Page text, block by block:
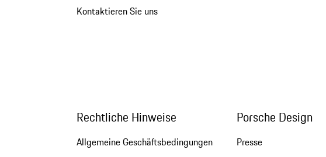
Kontaktieren Sie uns
Rechtliche Hinweise
Allgemeine Geschäftsbedingungen
Porsche Design
Presse